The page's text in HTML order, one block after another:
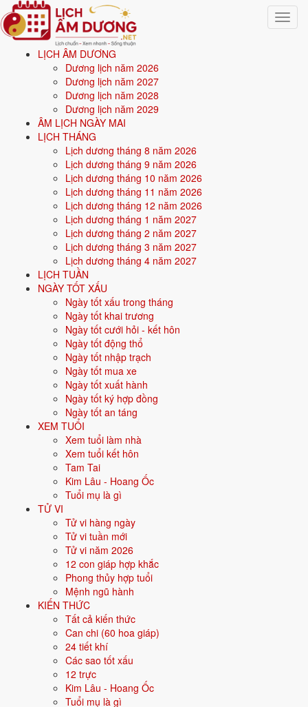
Toggle
LỊCH ÂM DƯƠNG
Dương lịch năm 2026
Dương lịch năm 2027
Dương lịch năm 2028
Dương lịch năm 2029
ÂM LỊCH NGÀY MAI
LỊCH THÁNG
Lịch dương tháng 8 năm 2026
Lịch dương tháng 9 năm 2026
Lịch dương tháng 10 năm 2026
Lịch dương tháng 11 năm 2026
Lịch dương tháng 12 năm 2026
Lịch dương tháng 1 năm 2027
Lịch dương tháng 2 năm 2027
Lịch dương tháng 3 năm 2027
Lịch dương tháng 4 năm 2027
LỊCH TUẦN
NGÀY TỐT XẤU
Ngày tốt xấu trong tháng
Ngày tốt khai trương
Ngày tốt cưới hỏi - kết hôn
Ngày tốt động thổ
Ngày tốt nhập trạch
Ngày tốt mua xe
Ngày tốt xuất hành
Ngày tốt ký hợp đồng
Ngày tốt an táng
XEM TUỔI
Xem tuổi làm nhà
Xem tuổi kết hôn
Tam Tai
Kim Lâu - Hoang Ốc
Tuổi mụ là gì
TỬ VI
Tử vi hàng ngày
Tử vi tuần mới
Tử vi năm 2026
12 con giáp hợp khắc
Phong thủy hợp tuổi
Mệnh ngũ hành
KIẾN THỨC
Tất cả kiến thức
Can chi (60 hoa giáp)
24 tiết khí
Các sao tốt xấu
12 trực
Kim Lâu - Hoang Ốc
Tuổi mụ là gì
Trang chủ
Văn khấn
Văn khấn Rằm tháng Giêng (Tết Nguyên Tiêu)
Văn khấn Rằm tháng Giêng
(Tết Nguyên Tiêu)
Cúng Rằm tháng Giêng vào ngày 14 hoặc chính rằm 15, tốt nhất giờ
Ngọ. Dân gian có câu "Cúng quanh năm không bằng Rằm tháng
Giêng". Đây là rằm quan trọng nhất năm. Lễ chay cúng Phật trước, gia
Dịp cúng: 15/1 âm lịch
Dịp cúng
15/1 âm lịch
Tết & cuối năm
Cúng Rằm tháng Giêng có ý
nghĩa gì?
Rằm tháng Giêng còn gọi Tết Nguyên Tiêu, thuộc tiết Thượng Nguyên
trong 3 tiết Nguyên của năm. Đây là rằm đầu tiên và được coi trọng
nhất. Dân gian có câu "Cúng quanh năm không bằng Rằm tháng
Giêng". Gia đình cúng Phật để cầu an. Cúng gia tiên để tạ ơn và cầu
một năm mưa thuận gió hòa. Nhiều người đi lễ chùa, dâng sao giải
hạn vào đúng dịp này.
Cúng Rằm tháng Giêng ngày giờ
nào đẹp?
Cúng Rằm tháng Giêng vào ngày 14 hoặc chính rằm 15 tháng Giêng
âm lịch. Giờ đẹp nhất là giờ Ngọ, tức 11h đến 13h ngày rằm. Gia đình
bận có thể cúng từ tối 14 đến hết ngày 15.
Ngày: 14 hoặc 15 tháng Giêng âm lịch.
Giờ đẹp: giờ Ngọ (11h-13h) ngày rằm.
Có thể cúng sớm từ tối 14 nếu bận việc ngày rằm.
Cúng Rằm tháng Giêng cần
chuẩn bị lễ vật gì?
Rằm tháng Giêng thường có 2 mâm: lễ chay cúng Phật và lễ mặn